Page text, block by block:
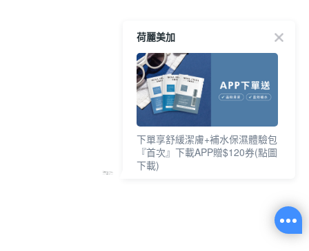
荷麗美加
下單享舒緩潔膚+補水保濕體驗包
『首次』下載APP贈$120券(點圖
下載)